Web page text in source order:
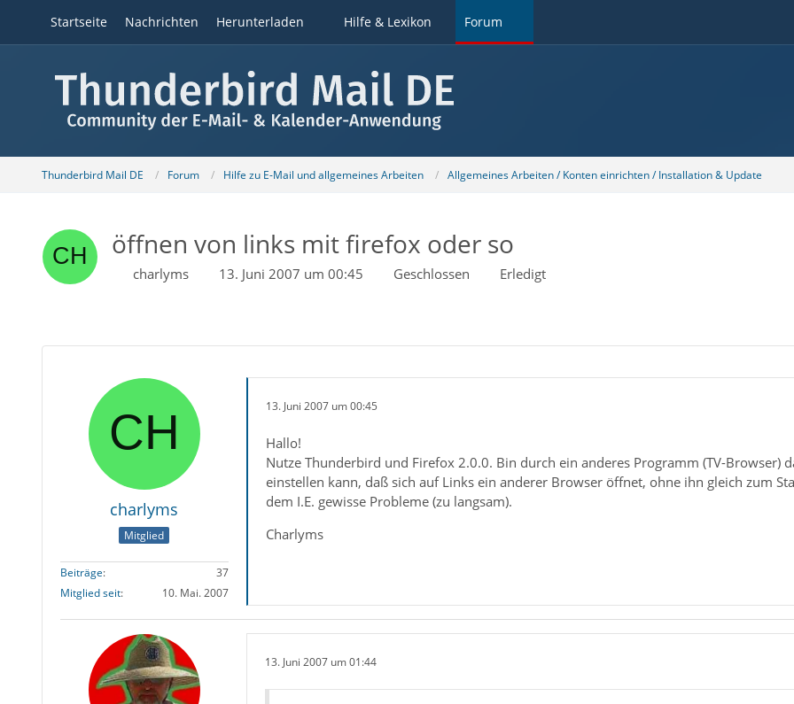
Startseite Nachrichten Herunterladen Hilfe & Lexikon Forum
Thunderbird Mail DE Forum Hilfe zu E-Mail und allgemeines Arbeiten Allgemeines Arbeiten / Konten einrichten / Installation & Update
öffnen von links mit firefox oder so
charlyms 13. Juni 2007 um 00:45 Geschlossen Erledigt
charlyms
Mitglied
Beiträge
37
Mitglied seit
10. Mai. 2007
13. Juni 2007 um 00:45
Hallo!
Nutze Thunderbird und Firefox 2.0.0. Bin durch ein anderes Programm (TV-Browser)
einstellen kann, daß sich auf Links ein anderer Browser öffnet, ohne ihn gleich zum
dem I.E. gewisse Probleme (zu langsam).
Charlyms
13. Juni 2007 um 01:44